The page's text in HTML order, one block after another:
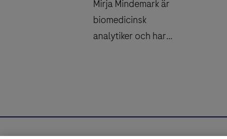
ett life
science
Mirja Mindemark är
biomedicinsk
analytiker och har
tender manager på